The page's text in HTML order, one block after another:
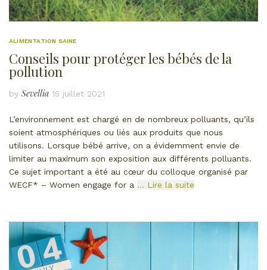
ALIMENTATION SAINE
Conseils pour protéger les bébés de la
pollution
by Sevellia 15 juillet 2021
L’environnement est chargé en de nombreux polluants, qu’ils
soient atmosphériques ou liés aux produits que nous
utilisons. Lorsque bébé arrive, on a évidemment envie de
limiter au maximum son exposition aux différents polluants.
Ce sujet important a été au cœur du colloque organisé par
WECF* – Women engage for a … Lire la suite